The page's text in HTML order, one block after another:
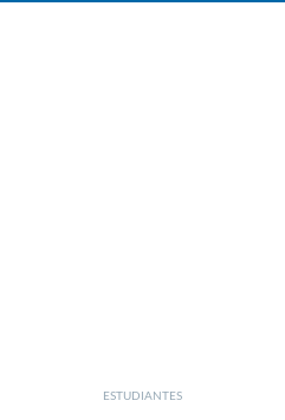
ESTUDIANTES